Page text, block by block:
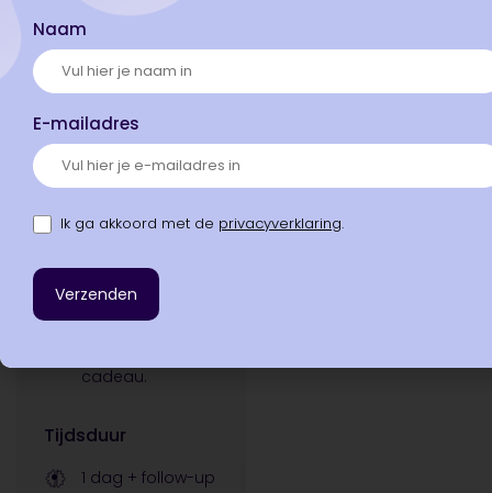
evenwichtigere
besluiten kunt
nemen. Je staat
kracht en ziet de
vertrouwen
Bestuurders en
vinden de
cadeau.
Tijdsduur
1 dag + follow-up
Naam
E-mailadres
Ik ga akkoord met de privacyverklaring.